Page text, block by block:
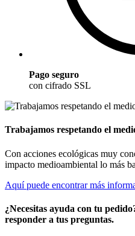
Pago seguro
con cifrado SSL
Trabajamos respetando el
Con acciones ecológicas muy
impacto medioambiental lo más
Aquí puede encontrar más
¿Necesitas ayuda con tu
responder a tus preguntas.